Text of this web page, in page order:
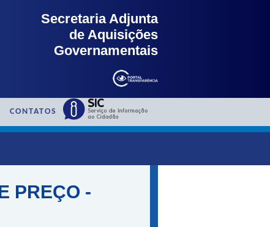
Secretaria Adjunta
de Aquisições
Governamentais
CONTATOS
PREÇO -